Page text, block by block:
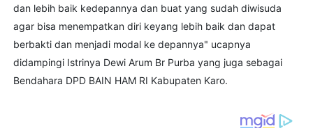
dan lebih baik kedepannya dan buat yang sudah diwisuda
agar bisa menempatkan diri keyang lebih baik dan dapat
berbakti dan menjadi modal ke depannya" ucapnya
didampingi Istrinya Dewi Arum Br Purba yang juga sebagai
Bendahara DPD BAIN HAM RI Kabupaten Karo.